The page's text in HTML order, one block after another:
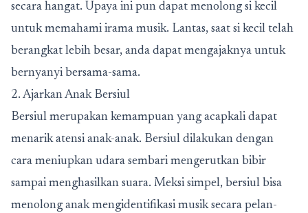
secara hangat. Upaya ini pun dapat menolong si kecil
untuk memahami irama musik. Lantas, saat si kecil telah
berangkat lebih besar, anda dapat mengajaknya untuk
bernyanyi bersama-sama.
2. Ajarkan Anak Bersiul
Bersiul merupakan kemampuan yang acapkali dapat
menarik atensi anak-anak. Bersiul dilakukan dengan
cara meniupkan udara sembari mengerutkan bibir
sampai menghasilkan suara. Meksi simpel, bersiul bisa
menolong anak mengidentifikasi musik secara pelan-